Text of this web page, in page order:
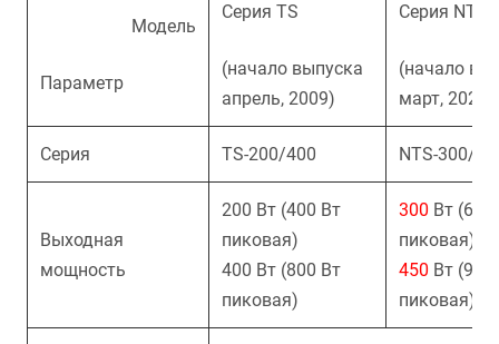
Модель
Параметр
Серия TS
(начало выпуска
апрель, 2009)
Серия NTS
(начало
март, 2021)
Серия TS-200/400 NTS-300/
Выходная
мощность
200 Вт (400 Вт
пиковая)
400 Вт (800 Вт
пиковая)
300 Вт (600
пиковая)
450 Вт (900
пиковая)